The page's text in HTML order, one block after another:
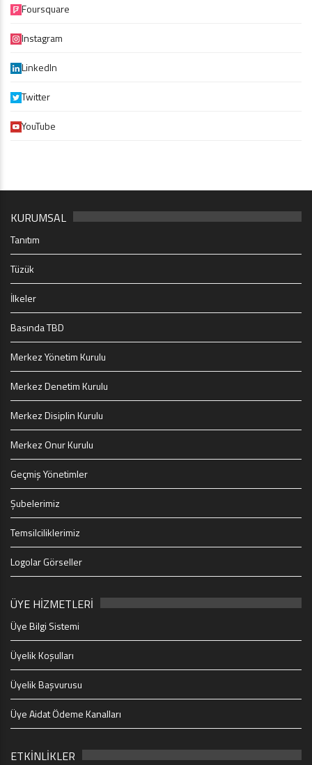
Foursquare
Instagram
LinkedIn
Twitter
YouTube
KURUMSAL
Tanıtım
Tüzük
İlkeler
Basında TBD
Merkez Yönetim Kurulu
Merkez Denetim Kurulu
Merkez Disiplin Kurulu
Merkez Onur Kurulu
Geçmiş Yönetimler
Şubelerimiz
Temsilciliklerimiz
Logolar Görseller
ÜYE HİZMETLERİ
Üye Bilgi Sistemi
Üyelik Koşulları
Üyelik Başvurusu
Üye Aidat Ödeme Kanalları
ETKİNLİKLER